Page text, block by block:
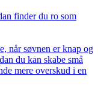
finder du ro som
når søvnen er knap og
du kan skabe små
mere overskud i en